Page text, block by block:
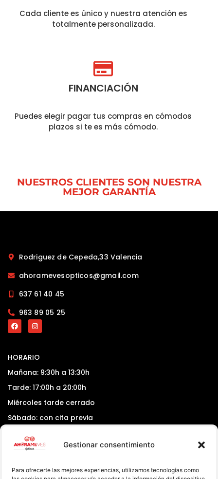
Gestionar consentimiento
Para ofrecerte las mejores experiencias, utilizamos tecnologías como
Cada cliente es único y nuestra atención es
totalmente personalizada.
FINANCIACIÓN
Puedes elegir pagar tus compras en cómodos
plazos si te es más cómodo.
NUESTROS CLIENTES SON NUESTRA
MEJOR GARANTÍA
Rodriguez de Cepeda,33 Valencia
ahoramevesopticos@gmail.com
637 61 40 45
963 89 05 25
HORARIO
Mañana: 9:30h a 13:30h
Tarde: 17:00h a 20:00h
Miércoles tarde cerrado
Sábado: con cita previa
Política de privacidad
Aviso legal